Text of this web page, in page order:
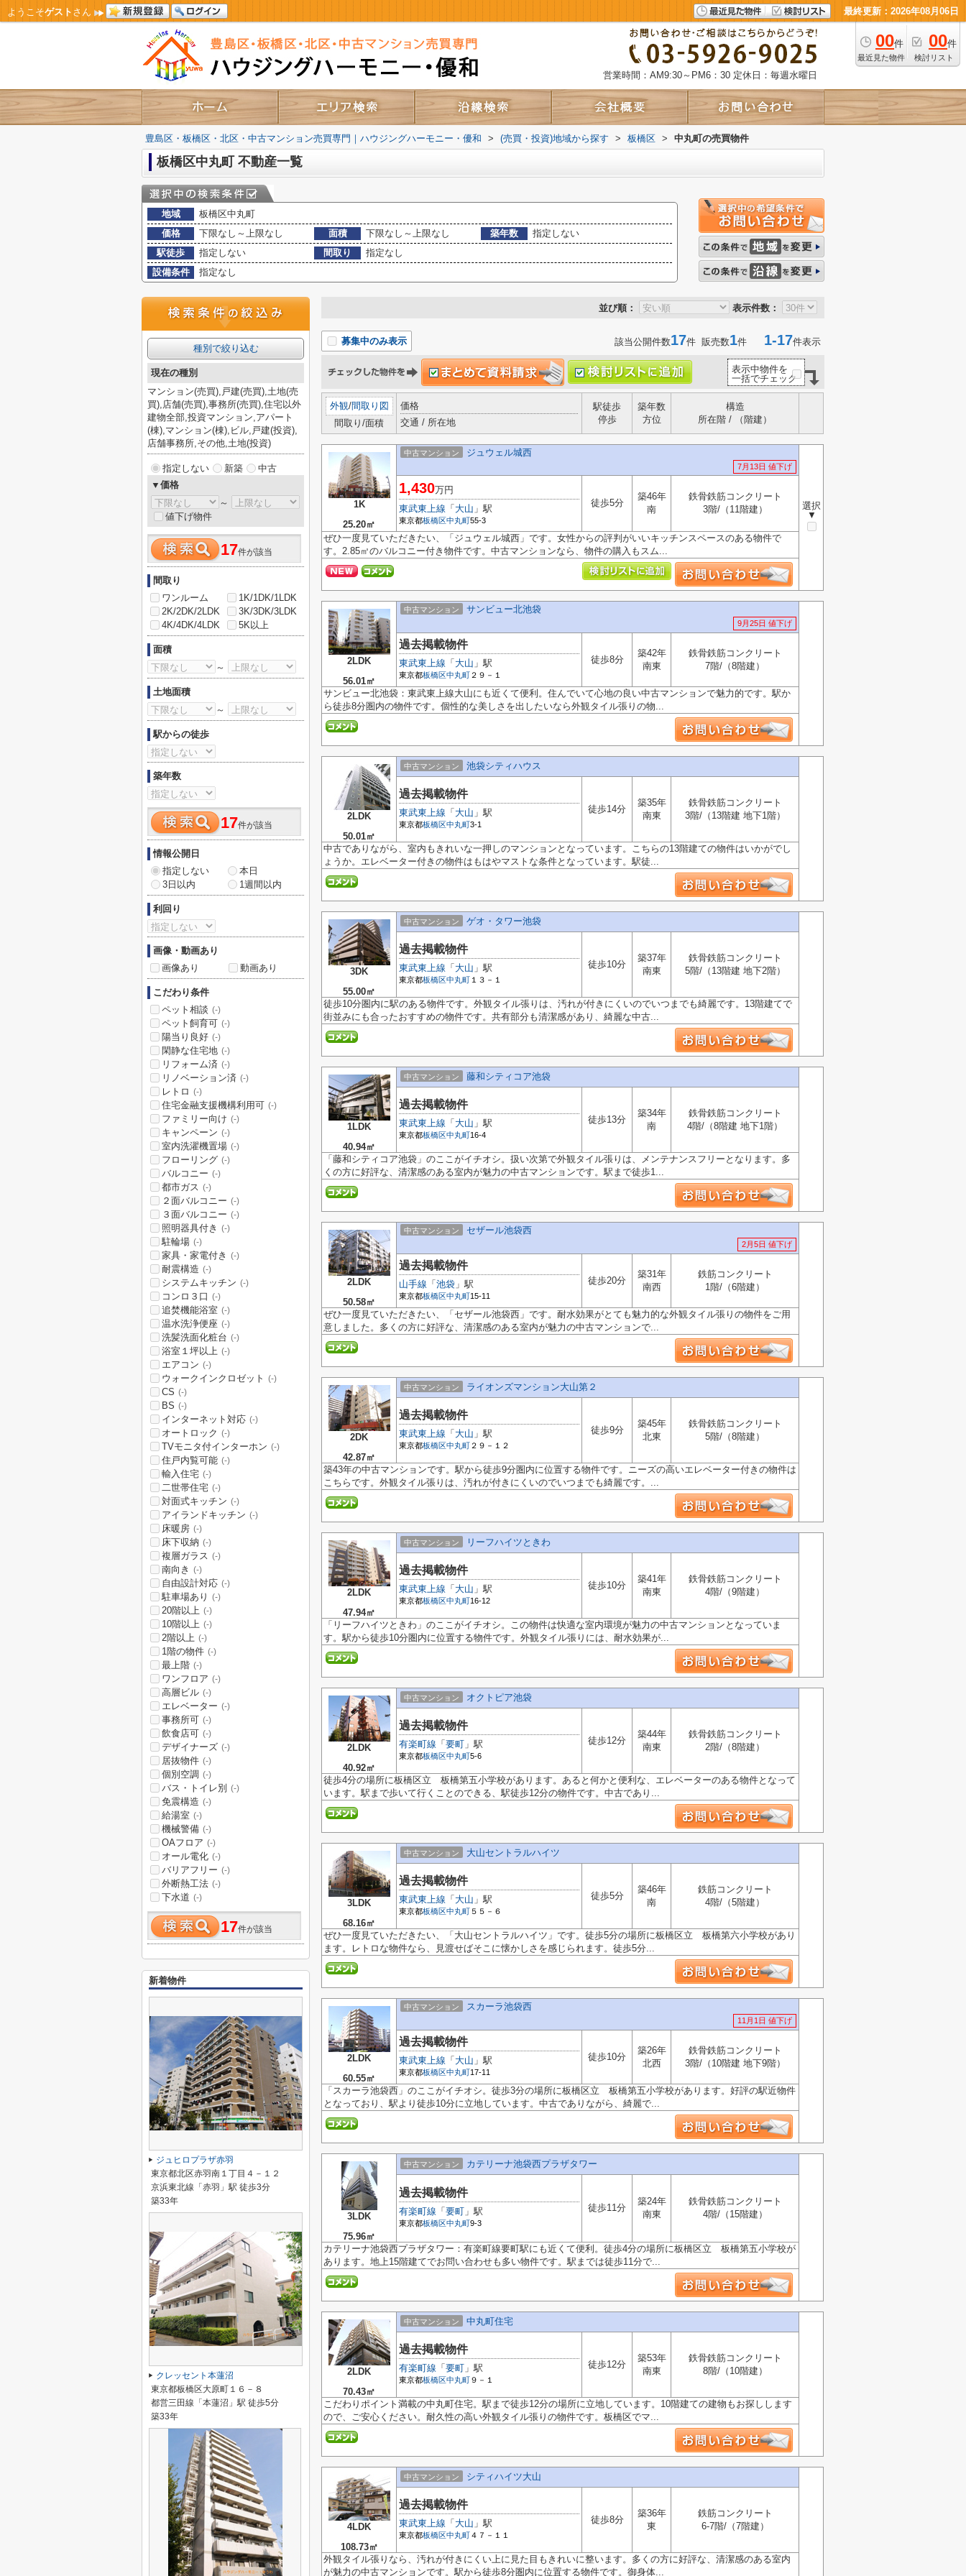
ようこそゲストさん 最終更新：2026年08月06日
00件
最近見た物件
00件
検討リスト
営業時間：AM9:30～PM6：30 定休日：毎週水曜日
豊島区・板橋区・北区・中古マンション売買専門｜ハウジングハーモニー・優和 > (売買・投資)地域から探す > 板橋区 > 中丸町の売買物件
板橋区中丸町 不動産一覧
地域
板橋区中丸町
価格
下限なし～上限なし 面積 下限なし～上限なし 築年数
指定しない
駅徒歩
指定しない 間取り
指定なし
設備条件
指定なし
並び順： 表示件数：
募集中のみ表示 該当公開件数17件 販売数1件 1-17件表示
表示中物件を
一括でチェック
外観/間取り図
間取り/面積
価格
交通 / 所在地
駅徒歩
停歩
築年数
方位
構造
所在階 / （階建）
1K
25.20㎡
中古マンション ジュウェル城西
7月13日 値下げ
選択
▼
1,430万円
東武東上線 「 大山 」駅
東京都板橋区中丸町55-3
徒歩5分
築46年
南
鉄骨鉄筋コンクリート
3階/（11階建）
ぜひ一度見ていただきたい、「ジュウェル城西」です。女性からの評判がいいキッチンスペースのある物件で
す。2.85㎡のバルコニー付き物件です。中古マンションなら、物件の購入もスム...
2LDK
56.01㎡
中古マンション サンビュー北池袋
9月25日 値下げ
過去掲載物件
東武東上線 「 大山 」駅
東京都板橋区中丸町 ２９－１
徒歩8分
築42年
南東
鉄骨鉄筋コンクリート
7階/（8階建）
サンビュー北池袋：東武東上線大山にも近くて便利。住んでいて心地の良い中古マンションで魅力的です。駅か
ら徒歩8分圏内の物件です。個性的な美しさを出したいなら外観タイル張りの物...
2LDK
50.01㎡
中古マンション 池袋シティハウス
過去掲載物件
東武東上線 「 大山 」駅
東京都板橋区中丸町3-1
徒歩14分
築35年
南東
鉄骨鉄筋コンクリート
3階/（13階建 地下1階）
中古でありながら、室内もきれいな一押しのマンションとなっています。こちらの13階建ての物件はいかがでし
ょうか。エレベーター付きの物件はもはやマストな条件となっています。駅徒...
3DK
55.00㎡
中古マンション ゲオ・タワー池袋
過去掲載物件
東武東上線 「 大山 」駅
東京都板橋区中丸町 １３－１
徒歩10分
築37年
南東
鉄骨鉄筋コンクリート
5階/（13階建 地下2階）
徒歩10分圏内に駅のある物件です。外観タイル張りは、汚れが付きにくいのでいつまでも綺麗です。13階建てで
街並みにも合ったおすすめの物件です。共有部分も清潔感があり、綺麗な中古...
1LDK
40.94㎡
中古マンション 藤和シティコア池袋
過去掲載物件
東武東上線 「 大山 」駅
東京都板橋区中丸町16-4
徒歩13分
築34年
南
鉄骨鉄筋コンクリート
4階/（8階建 地下1階）
「藤和シティコア池袋」のここがイチオシ。扱い次第で外観タイル張りは、メンテナンスフリーとなります。多
くの方に好評な、清潔感のある室内が魅力の中古マンションです。駅まで徒歩1...
2LDK
50.58㎡
中古マンション セザール池袋西
2月5日 値下げ
過去掲載物件
山手線 「 池袋 」駅
東京都板橋区中丸町15-11
徒歩20分
築31年
南西
鉄筋コンクリート
1階/（6階建）
ぜひ一度見ていただきたい、「セザール池袋西」です。耐水効果がとても魅力的な外観タイル張りの物件をご用
意しました。多くの方に好評な、清潔感のある室内が魅力の中古マンションで...
2DK
42.87㎡
中古マンション ライオンズマンション大山第２
過去掲載物件
東武東上線 「 大山 」駅
東京都板橋区中丸町 ２９－１２
徒歩9分
築45年
北東
鉄骨鉄筋コンクリート
5階/（8階建）
築43年の中古マンションです。駅から徒歩9分圏内に位置する物件です。ニーズの高いエレベーター付きの物件は
こちらです。外観タイル張りは、汚れが付きにくいのでいつまでも綺麗です。...
2LDK
47.94㎡
中古マンション リーフハイツときわ
過去掲載物件
東武東上線 「 大山 」駅
東京都板橋区中丸町16-12
徒歩10分
築41年
南東
鉄骨鉄筋コンクリート
4階/（9階建）
「リーフハイツときわ」のここがイチオシ。この物件は快適な室内環境が魅力の中古マンションとなっていま
す。駅から徒歩10分圏内に位置する物件です。外観タイル張りには、耐水効果が...
2LDK
40.92㎡
中古マンション オクトピア池袋
過去掲載物件
有楽町線 「 要町 」駅
東京都板橋区中丸町5-6
徒歩12分
築44年
南東
鉄骨鉄筋コンクリート
2階/（8階建）
徒歩4分の場所に板橋区立 板橋第五小学校があります。あると何かと便利な、エレベーターのある物件となって
います。駅まで歩いて行くことのできる、駅徒歩12分の物件です。中古であり...
3LDK
68.16㎡
中古マンション 大山セントラルハイツ
過去掲載物件
東武東上線 「 大山 」駅
東京都板橋区中丸町 ５５－６
徒歩5分
築46年
南
鉄筋コンクリート
4階/（5階建）
ぜひ一度見ていただきたい、「大山セントラルハイツ」です。徒歩5分の場所に板橋区立 板橋第六小学校があり
ます。レトロな物件なら、見渡せばそこに懐かしさを感じられます。徒歩5分...
2LDK
60.55㎡
中古マンション スカーラ池袋西
11月1日 値下げ
過去掲載物件
東武東上線 「 大山 」駅
東京都板橋区中丸町17-11
徒歩10分
築26年
北西
鉄骨鉄筋コンクリート
3階/（10階建 地下9階）
「スカーラ池袋西」のここがイチオシ。徒歩3分の場所に板橋区立 板橋第五小学校があります。好評の駅近物件
となっており、駅より徒歩10分に立地しています。中古でありながら、綺麗で...
3LDK
75.96㎡
中古マンション カテリーナ池袋西プラザタワー
過去掲載物件
有楽町線 「 要町 」駅
東京都板橋区中丸町9-3
徒歩11分
築24年
南東
鉄骨鉄筋コンクリート
4階/（15階建）
カテリーナ池袋西プラザタワー：有楽町線要町駅にも近くて便利。徒歩4分の場所に板橋区立 板橋第五小学校が
あります。地上15階建てでお問い合わせも多い物件です。駅までは徒歩11分で...
2LDK
70.43㎡
中古マンション 中丸町住宅
過去掲載物件
有楽町線 「 要町 」駅
東京都板橋区中丸町 ９－１
徒歩12分
築53年
南東
鉄骨鉄筋コンクリート
8階/（10階建）
こだわりポイント満載の中丸町住宅。駅まで徒歩12分の場所に立地しています。10階建ての建物もお探しします
ので、ご安心ください。耐久性の高い外観タイル張りの物件です。板橋区でマ...
4LDK
108.73㎡
中古マンション シティハイツ大山
過去掲載物件
東武東上線 「 大山 」駅
東京都板橋区中丸町 ４７－１１
徒歩8分
築36年
東
鉄筋コンクリート
6-7階/（7階建）
外観タイル張りなら、汚れが付きにくい上に見た目もきれいに整います。多くの方に好評な、清潔感のある室内
が魅力の中古マンションです。駅から徒歩8分圏内に位置する物件です。御身体...
種別で絞り込む
現在の種別
マンション(売買),戸建(売買),土地(売
買),店舗(売買),事務所(売買),住宅以外
建物全部,投資マンション,アパート
(棟),マンション(棟),ビル,戸建(投資),
店舗事務所,その他,土地(投資)
指定しない 新築
中古
▼価格
～
値下げ物件
17件が該当
間取り
ワンルーム
1K/1DK/1LDK
2K/2DK/2LDK
3K/3DK/3LDK
4K/4DK/4LDK
5K以上
面積
～
土地面積
～
駅からの徒歩
築年数
17件が該当
情報公開日
指定しない
本日
3日以内
1週間以内
利回り
画像・動画あり
画像あり
動画あり
こだわり条件
ペット相談 (-)
ペット飼育可 (-)
陽当り良好 (-)
閑静な住宅地 (-)
リフォーム済 (-)
リノベーション済 (-)
レトロ (-)
住宅金融支援機構利用可 (-)
ファミリー向け (-)
キャンペーン (-)
室内洗濯機置場 (-)
フローリング (-)
バルコニー (-)
都市ガス (-)
２面バルコニー (-)
３面バルコニー (-)
照明器具付き (-)
駐輪場 (-)
家具・家電付き (-)
耐震構造 (-)
システムキッチン (-)
コンロ３口 (-)
追焚機能浴室 (-)
温水洗浄便座 (-)
洗髪洗面化粧台 (-)
浴室１坪以上 (-)
エアコン (-)
ウォークインクロゼット (-)
CS (-)
BS (-)
インターネット対応 (-)
オートロック (-)
TVモニタ付インターホン (-)
住戸内覧可能 (-)
輸入住宅 (-)
二世帯住宅 (-)
対面式キッチン (-)
アイランドキッチン (-)
床暖房 (-)
床下収納 (-)
複層ガラス (-)
南向き (-)
自由設計対応 (-)
駐車場あり (-)
20階以上 (-)
10階以上 (-)
2階以上 (-)
1階の物件 (-)
最上階 (-)
ワンフロア (-)
高層ビル (-)
エレベーター (-)
事務所可 (-)
飲食店可 (-)
デザイナーズ (-)
居抜物件 (-)
個別空調 (-)
バス・トイレ別 (-)
免震構造 (-)
給湯室 (-)
機械警備 (-)
OAフロア (-)
オール電化 (-)
バリアフリー (-)
外断熱工法 (-)
下水道 (-)
17件が該当
新着物件
ジュヒロプラザ赤羽
東京都北区赤羽南１丁目４－１２
京浜東北線「赤羽」駅 徒歩3分
築33年
クレッセント本蓮沼
東京都板橋区大原町１６－８
都営三田線「本蓮沼」駅 徒歩5分
築33年